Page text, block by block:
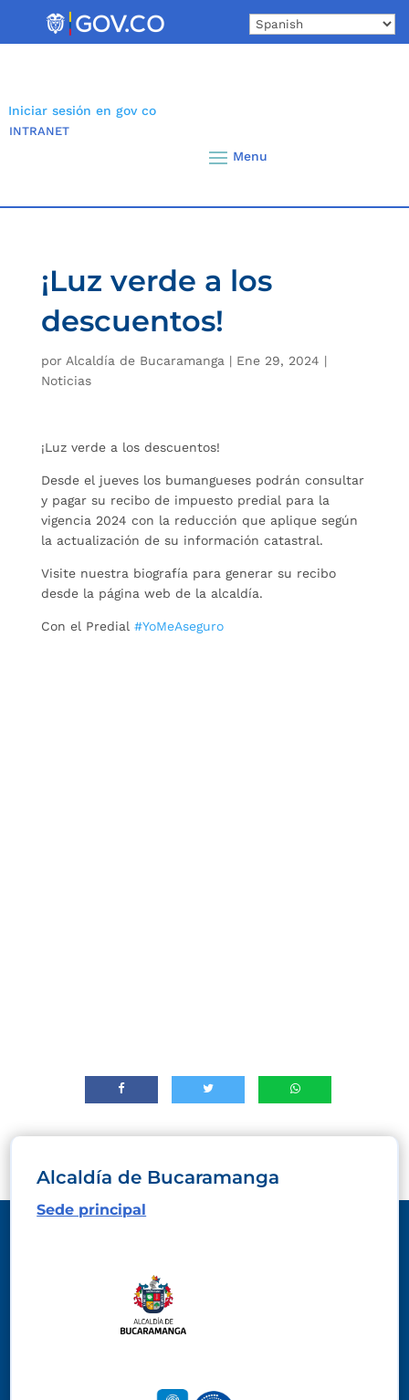
Iniciar sesión en gov co
INTRANET
¡Luz verde a los
descuentos!
por Alcaldía de Bucaramanga | Ene 29, 2024 |
Noticias
¡Luz verde a los descuentos!
Desde el jueves los bumangueses podrán consultar
y pagar su recibo de impuesto predial para la
vigencia 2024 con la reducción que aplique según
la actualización de su información catastral.
Visite nuestra biografía para generar su recibo
desde la página web de la alcaldía.
Con el Predial #YoMeAseguro
Alcaldía de Bucaramanga
Sede principal